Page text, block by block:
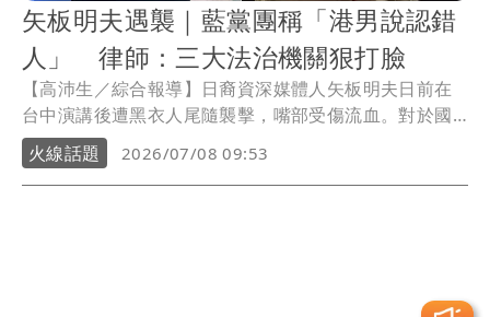
矢板明夫遇襲｜藍黨團稱「港男說認錯
人」 律師：三大法治機關狠打臉
【高沛生／綜合報導】日裔資深媒體人矢板明夫日前在
台中演講後遭黑衣人尾隨襲擊，嘴部受傷流血。對於國
民黨立法院黨團書記長林沛祥稱涉案港籍男子「認錯
人」，律師黃帝穎指出，台中市警察局、台中地檢署及
台中地方法院後續偵辦處置，已證明案件並非單純認錯
火線話題 2026/07/08 09:53